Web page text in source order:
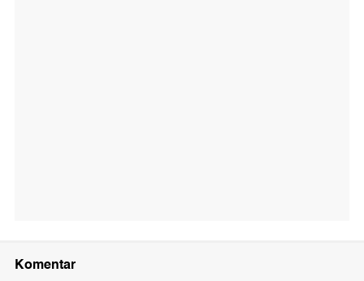
Komentar